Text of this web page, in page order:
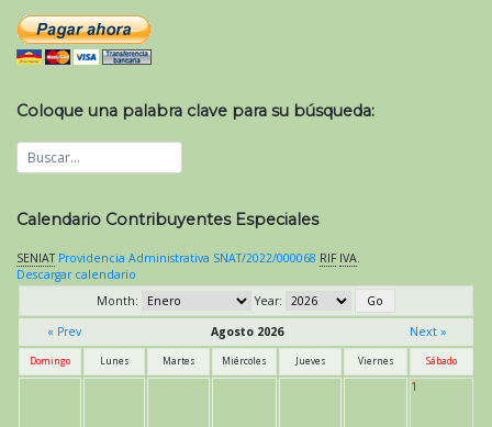
Coloque una palabra clave para su búsqueda:
Calendario Contribuyentes Especiales
SENIAT Providencia Administrativa SNAT/2022/000068 RIF IVA.
Descargar calendario
Month:
Year:
« Prev
Agosto 2026 Next »
Domingo Lunes Martes Miércoles Jueves Viernes Sábado
1